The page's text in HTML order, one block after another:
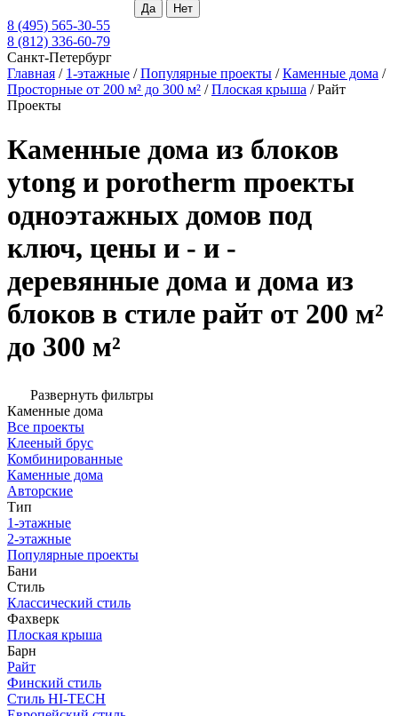
8 (495) 565-30-55
8 (812) 336-60-79
Санкт-Петербург
Главная / 1-этажные /Популярные проекты /Каменные дома /
Просторные от 200 м² до 300 м² /Плоская крыша /Райт
Проекты
Каменные дома из блоков
ytong и porotherm проекты
одноэтажных домов под
ключ, цены и - и -
деревянные дома и дома из
блоков в стиле райт от 200 м²
до 300 м²
Развернуть фильтры
Каменные дома
Все проекты
Клееный брус
Комбинированные
Каменные дома
Авторские
Тип
1-этажные
2-этажные
Популярные проекты
Бани
Стиль
Классический стиль
Фахверк
Плоская крыша
Барн
Райт
Финский стиль
Стиль HI-TECH